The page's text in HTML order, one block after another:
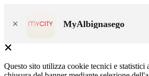
× MyAlbignasego
Questo sito utilizza cookie tecnici e statistici